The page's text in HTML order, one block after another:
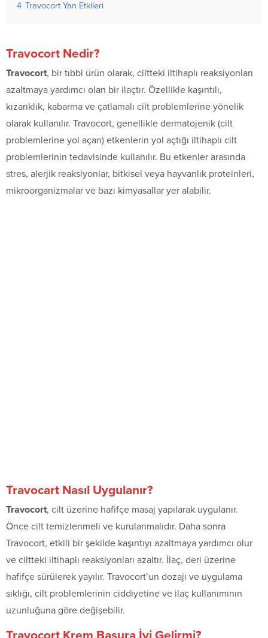
4 Travocort Yan Etkileri
Travocort Nedir?
Travocort, bir tıbbi ürün olarak, ciltteki iltihaplı reaksiyonları
azaltmaya yardımcı olan bir ilaçtır. Özellikle kaşıntılı,
kızarıklık, kabarma ve çatlamalı cilt problemlerine yönelik
olarak kullanılır. Travocort, genellikle dermatojenik (cilt
problemlerine yol açan) etkenlerin yol açtığı iltihaplı cilt
problemlerinin tedavisinde kullanılır. Bu etkenler arasında
stres, alerjik reaksiyonlar, bitkisel veya hayvanlık proteinleri,
mikroorganizmalar ve bazı kimyasallar yer alabilir.
Travocart Nasıl Uygulanır?
Travocort, cilt üzerine hafifçe masaj yapılarak uygulanır.
Önce cilt temizlenmeli ve kurulanmalıdır. Daha sonra
Travocort, etkili bir şekilde kaşıntıyı azaltmaya yardımcı olur
ve ciltteki iltihaplı reaksiyonları azaltır. İlaç, deri üzerine
hafifçe sürülerek yayılır. Travocort’un dozajı ve uygulama
sıklığı, cilt problemlerinin ciddiyetine ve ilaç kullanımının
uzunluğuna göre değişebilir.